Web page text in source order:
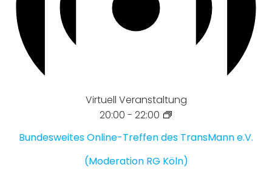
Virtuell Veranstaltung
20:00 - 22:00
Bundesweites Online-Treffen des TransMann e.V.
(Moderation RG Köln)